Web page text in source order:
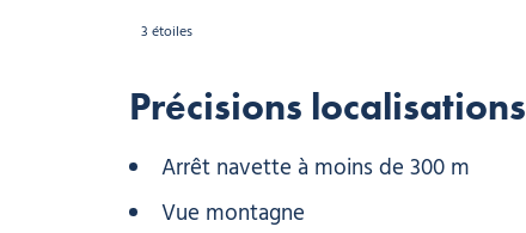
3 étoiles
Précisions localisations
Arrêt navette à moins de 300 m
Vue montagne